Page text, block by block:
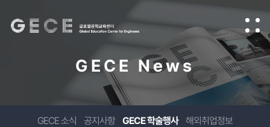
GECE News
GECE 소식 공지사항 GECE 학술행사 해외취업정보